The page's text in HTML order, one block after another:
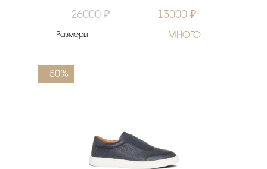
26000 ₽ 13000 ₽
Размеры МНОГО
- 50%